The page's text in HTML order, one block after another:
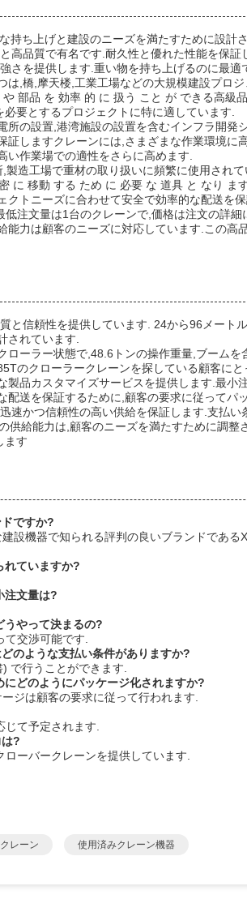
持ち上げと建設のニーズを満たすために設計
高品質で有名です.耐久性と優れた性能を保証
さを提供します.重い物を持ち上げるのに最適
は,橋,摩天楼,工業工場などの大規模建設プロ
部品 を 効率 的 に 扱う こと が できる高級
要とするプロジェクトに特に適しています.
所の設置,港湾施設の設置を含むインフラ開発
しますクレーンには,さまざまな作業環境に
作業場での適性をさらに高めます.
造工場で重材の取り扱いに頻繁に使用され
に 移動 する ため に 必要 な 道具 と なり ま
トニーズに合わせて安全で効率的な配送を保
注文量は1台のクレーンで,価格は注文の詳細
能力は顧客のニーズに対応しています.この高
と信頼性を提供しています. 24から96メート
されています.
ローラー状態で,48.6トンの操作重量,ブームを
のクローラークレーンを探している顧客にと
製品カスタマイズサービスを提供します.最小
送を保証するために,顧客の要求に従ってパ
速かつ信頼性の高い供給を保証します.支払い
供給能力は,顧客のニーズを満たすために調整
ます
ですか?
設機器で知られる評判の良いブランドである
れていますか?
注文量は?
うやって決まるの?
交渉可能です.
のような支払い条件がありますか?
で行うことができます.
どのようにパッケージ化されますか?
ジは顧客の要求に従って行われます.
て予定されます.
?
ーバークレーンを提供しています.
レーン 使用済みクレーン機器